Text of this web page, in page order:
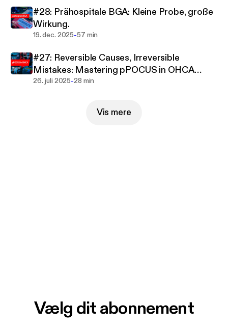
#28: Prähospitale BGA: Kleine Probe, große
Wirkung.
19. dec. 2025-57 min
#27: Reversible Causes, Irreversible
Mistakes: Mastering pPOCUS in OHCA
(ENG)
26. juli 2025-28 min
Vis mere
Vælg dit abonnement